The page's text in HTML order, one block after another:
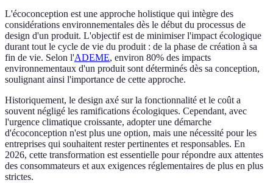
L'écoconception est une approche holistique qui intègre des
considérations environnementales dès le début du processus de
design d'un produit. L'objectif est de minimiser l'impact écologique
durant tout le cycle de vie du produit : de la phase de création à sa
fin de vie. Selon l'ADEME, environ 80% des impacts
environnementaux d'un produit sont déterminés dès sa conception,
soulignant ainsi l'importance de cette approche.
Historiquement, le design axé sur la fonctionnalité et le coût a
souvent négligé les ramifications écologiques. Cependant, avec
l'urgence climatique croissante, adopter une démarche
d'écoconception n'est plus une option, mais une nécessité pour les
entreprises qui souhaitent rester pertinentes et responsables. En
2026, cette transformation est essentielle pour répondre aux attentes
des consommateurs et aux exigences réglementaires de plus en plus
strictes.